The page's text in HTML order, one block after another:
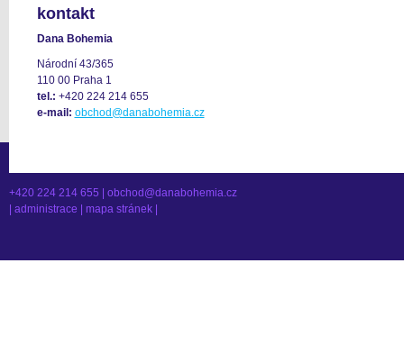
kontakt
Dana Bohemia
Národní 43/365
110 00 Praha 1
tel.: +420 224 214 655
e-mail: obchod@danabohemia.cz
+420 224 214 655 | obchod@danabohemia.cz
administrace mapa stránek|